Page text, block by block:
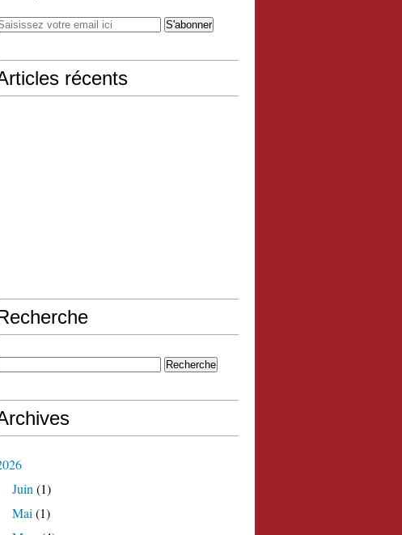
récents
Juin (1)
Mai (1)